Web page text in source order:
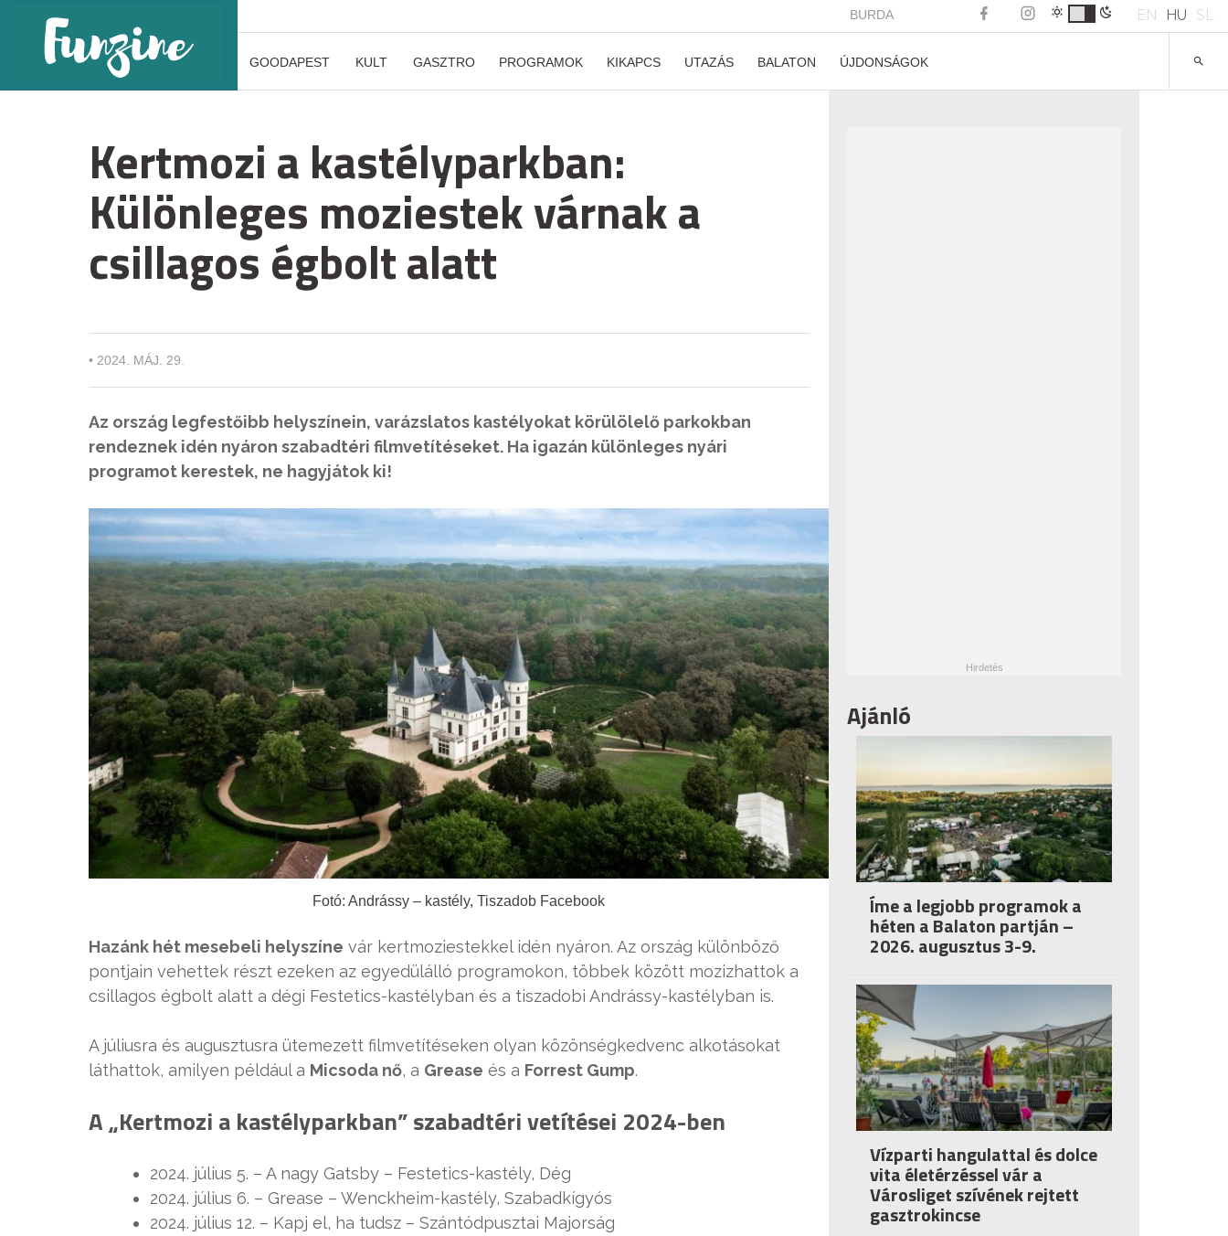
BURDA EN HU SL
GOODAPEST KULT GASZTRO PROGRAMOK KIKAPCS UTAZÁS BALATON ÚJDONSÁGOK
Kertmozi a kastélyparkban:
Különleges moziestek várnak a
csillagos égbolt alatt
• 2024. MÁJ. 29.
Az ország legfestőibb helyszínein, varázslatos kastélyokat körülölelő parkokban
rendeznek idén nyáron szabadtéri filmvetítéseket. Ha igazán különleges nyári
programot kerestek, ne hagyjátok ki!
Fotó: Andrássy – kastély, Tiszadob Facebook
Hazánk hét mesebeli helyszíne vár kertmoziestekkel idén nyáron. Az ország különböző
pontjain vehettek részt ezeken az egyedülálló programokon, többek között mozizhattok a
csillagos égbolt alatt a dégi Festetics-kastélyban és a tiszadobi Andrássy-kastélyban is.
A júliusra és augusztusra ütemezett filmvetítéseken olyan közönségkedvenc alkotásokat
láthattok, amilyen például a Micsoda nő, a Grease és a Forrest Gump.
A „Kertmozi a kastélyparkban” szabadtéri vetítései 2024-ben
2024. július 5. – A nagy Gatsby – Festetics-kastély, Dég
2024. július 6. – Grease – Wenckheim-kastély, Szabadkígyós
2024. július 12. – Kapj el, ha tudsz – Szántódpusztai Majorság
Ajánló
Íme a legjobb programok a
héten a Balaton partján –
2026. augusztus 3-9.
Vízparti hangulattal és dolce
vita életérzéssel vár a
Városliget szívének rejtett
gasztrokincse